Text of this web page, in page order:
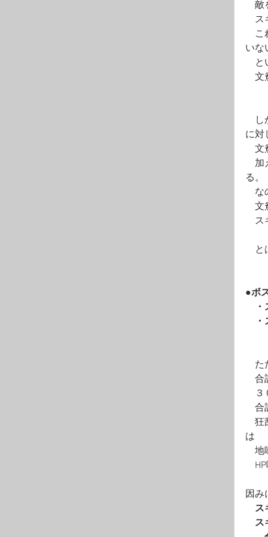
敵
ス
こ
いな
と
文
し
に対
文
加
る。
な
文
ス
と
●ボ
・
・
合
た
合
３
合
狂
は
地
HP
因み
ス
ス